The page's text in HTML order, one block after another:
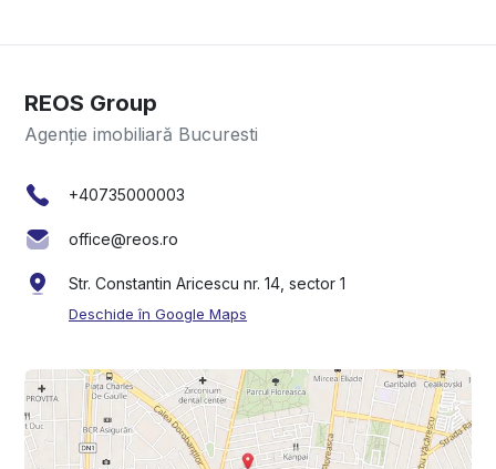
REOS Group
Agenție imobiliară Bucuresti
+40735000003
office@reos.ro
Str. Constantin Aricescu nr. 14, sector 1
Deschide în Google Maps